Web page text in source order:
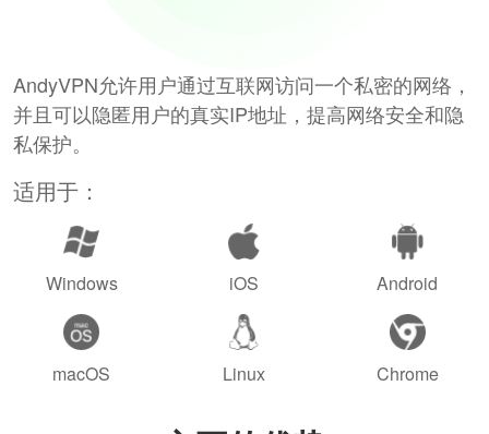
AndyVPN允许用户通过互联网访问一个私密的网络，
并且可以隐匿用户的真实IP地址，提高网络安全和隐
私保护。
适用于：
Windows iOS Android
macOS Linux Chrome